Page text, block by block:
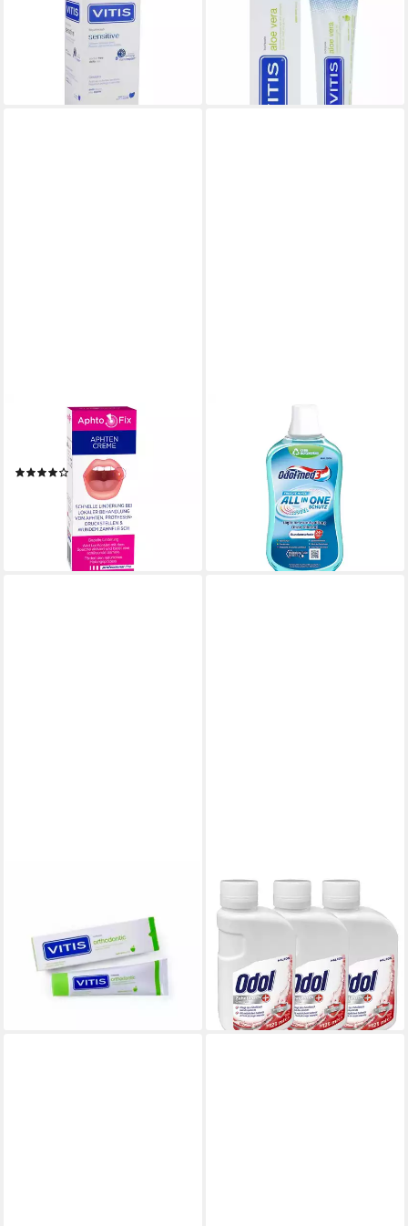
SENSITIVE Mundspülung,
(29,78 €/ 1 l)
lieferbar - in 3-4 Werktagen bei dir
ab 11,76 €
(78,40 €/ 1 l)
lieferbar - in 9-11 Werktagen bei
MEDOSAN
Mundwasser AphtoFix Plus
Aphtencreme
(4)
(111,00 €/ 100 ml)
lieferbar - in 3-4 Werktagen bei dir
Mundspülung Odol-med3
Mundspülung All in One,
alkoholfreie Mundspülung,
500ml, (1-tlg)
lieferbar - in 9-11 Werktagen bei
Kieferorthopädische
Zahnpasta
15,69 €
(156,90 €/ 1 l)
lieferbar - in 9-11 Werktagen bei
ODOL
Mundspülung
21,91 €
(58,43 €/ 1 kg)
lieferbar - in 3-4 Werktagen bei dir